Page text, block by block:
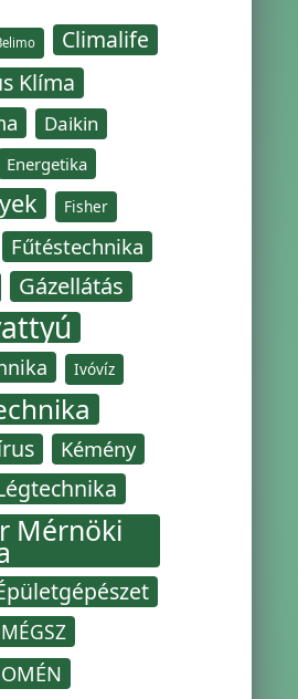
Climalife
Klíma
Daikin
Energetika
Fisher
Fűtéstechnika
Gázellátás
Ivóvíz
Kémény
Mérnöki
MÉGSZ
OMÉN